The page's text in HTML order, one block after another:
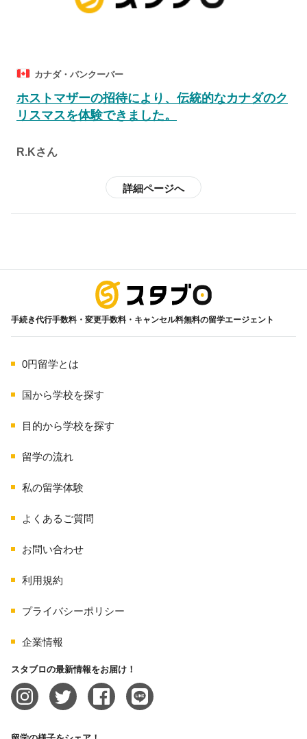
カナダ・バンクーバー
ホストマザーの招待により、伝統的なカナダのク
リスマスを体験できました。
R.Kさん
詳細ページへ
手続き代行手数料・変更手数料・キャンセル料無料の留学エージェント
0円留学とは
国から学校を探す
目的から学校を探す
留学の流れ
私の留学体験
よくあるご質問
お問い合わせ
利用規約
プライバシーポリシー
企業情報
スタブロの最新情報をお届け！